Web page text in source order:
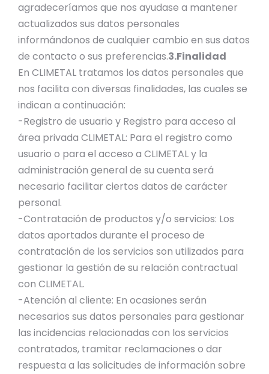
agradeceríamos que nos ayudase a mantener
actualizados sus datos personales
informándonos de cualquier cambio en sus datos
de contacto o sus preferencias.3.Finalidad
En CLIMETAL tratamos los datos personales que
nos facilita con diversas finalidades, las cuales se
indican a continuación:
-Registro de usuario y Registro para acceso al
área privada CLIMETAL: Para el registro como
usuario o para el acceso a CLIMETAL y la
administración general de su cuenta será
necesario facilitar ciertos datos de carácter
personal.
-Contratación de productos y/o servicios: Los
datos aportados durante el proceso de
contratación de los servicios son utilizados para
gestionar la gestión de su relación contractual
con CLIMETAL.
-Atención al cliente: En ocasiones serán
necesarios sus datos personales para gestionar
las incidencias relacionadas con los servicios
contratados, tramitar reclamaciones o dar
respuesta a las solicitudes de información sobre